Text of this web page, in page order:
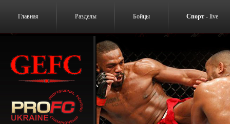
Главная Разделы Бойцы Спорт - live